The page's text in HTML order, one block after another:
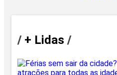
/+ Lidas /